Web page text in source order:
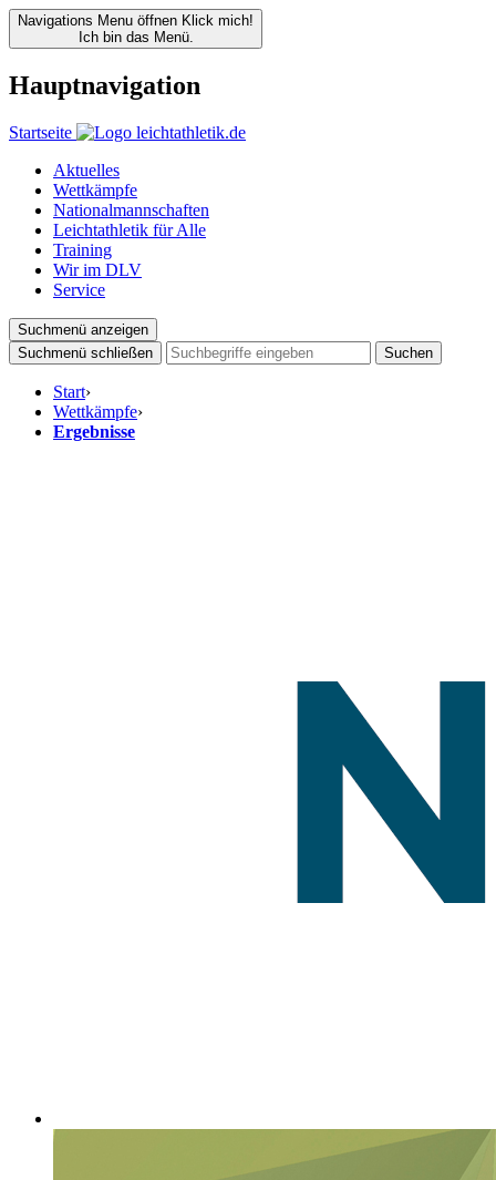
Navigations Menu öffnen Klick mich!
Ich bin das Menü.
Hauptnavigation
Startseite
Aktuelles
Wettkämpfe
Nationalmannschaften
Leichtathletik für Alle
Training
Wir im DLV
Service
Suchmenü anzeigen
Suchmenü schließen
Suchen
Start›
Wettkämpfe›
Ergebnisse